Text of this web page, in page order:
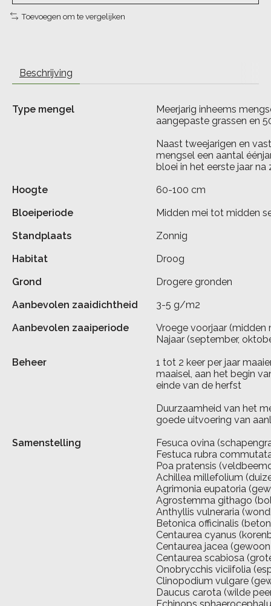
Toevoegen om te vergelijken
Beschrijving
Type mengel
Meerjarig inheems
aangepaste grassen en
Naast tweejarigen en
mengsel een aantal
bloei in het eerste jaar na
Hoogte
60-100 cm
Bloeiperiode
Midden mei tot midden
Standplaats
Zonnig
Habitat
Droog
Grond
Drogere gronden
Aanbevolen zaaidichtheid
3-5 g/m2
Aanbevolen zaaiperiode
Vroege voorjaar
Najaar (september,
Beheer
1 tot 2 keer per jaar
maaisel, aan het begin
einde van de herfst
Duurzaamheid van het
goede uitvoering van
Samenstelling
Fesuca ovina
Festuca rubra
Poa pratensis
Achillea millefolium
Agrimonia eupatoria
Agrostemma githago
Anthyllis vulneraria
Betonica officinalis
Centaurea cyanus
Centaurea jacea
Centaurea scabiosa
Onobrycchis viciifolia
Clinopodium vulgare
Daucus carota (wilde